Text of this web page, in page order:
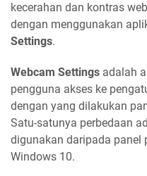
kecerahan dan kontras
dengan menggunakan
Settings.
Webcam Settings adalah
pengguna akses ke
dengan yang dilakukan
Satu-satunya perbedaan
digunakan daripada panel
Windows 10.